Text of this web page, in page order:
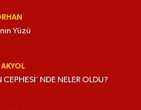
Yüzü
CEPHESİ’ NDE NELER OLDU?